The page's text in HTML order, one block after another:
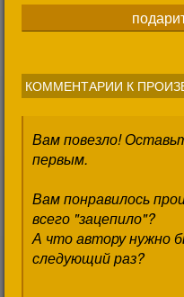
КОММЕНТАРИИ К
Вам повезло!
первым.
Вам понравилось
всего "зацепило"?
А что автору нужно
следующий раз?